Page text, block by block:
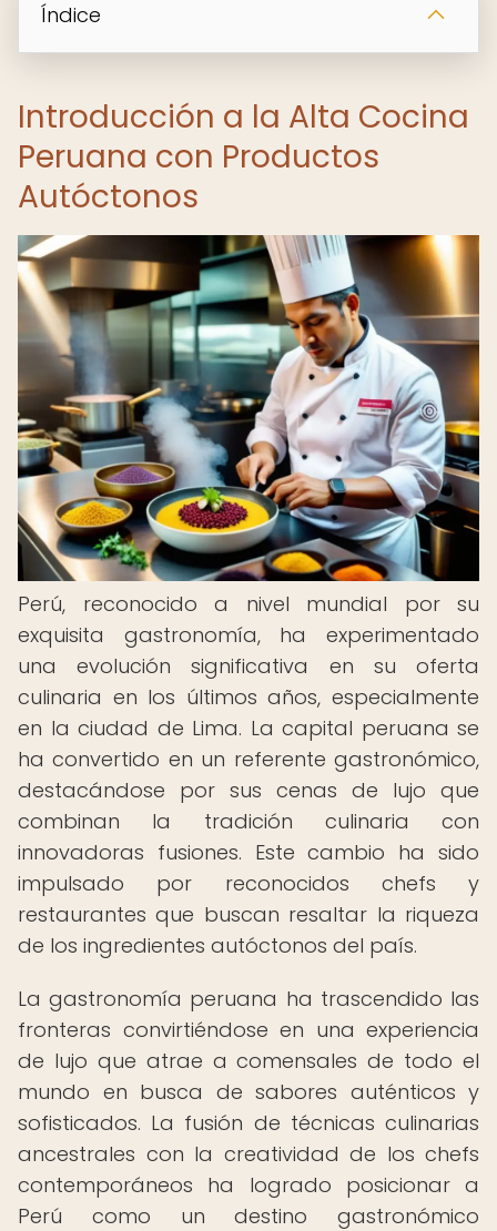
Índice
Introducción a la Alta Cocina
Peruana con Productos
Autóctonos
Perú, reconocido a nivel mundial por su
exquisita gastronomía, ha experimentado
una evolución significativa en su oferta
culinaria en los últimos años, especialmente
en la ciudad de Lima. La capital peruana se
ha convertido en un referente gastronómico,
destacándose por sus cenas de lujo que
combinan la tradición culinaria con
innovadoras fusiones. Este cambio ha sido
impulsado por reconocidos chefs y
restaurantes que buscan resaltar la riqueza
de los ingredientes autóctonos del país.
La gastronomía peruana ha trascendido las
fronteras convirtiéndose en una experiencia
de lujo que atrae a comensales de todo el
mundo en busca de sabores auténticos y
sofisticados. La fusión de técnicas culinarias
ancestrales con la creatividad de los chefs
contemporáneos ha logrado posicionar a
Perú como un destino gastronómico